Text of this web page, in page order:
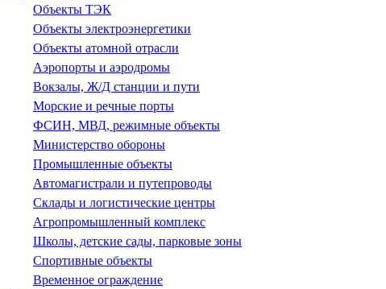
Объекты ТЭК
Объекты электроэнергетики
Объекты атомной отрасли
Аэропорты и аэродромы
Вокзалы, Ж/Д станции и пути
Морские и речные порты
ФСИН, МВД, режимные объекты
Министерство обороны
Промышленные объекты
Автомагистрали и путепроводы
Склады и логистические центры
Агропромышленный комплекс
Школы, детские сады, парковые зоны
Спортивные объекты
Временное ограждение